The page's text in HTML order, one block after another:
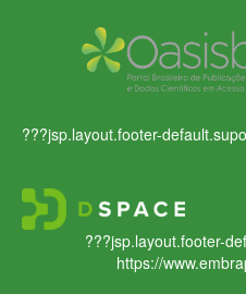
???jsp.layout.footer-
???jsp.layout.footer-
https://